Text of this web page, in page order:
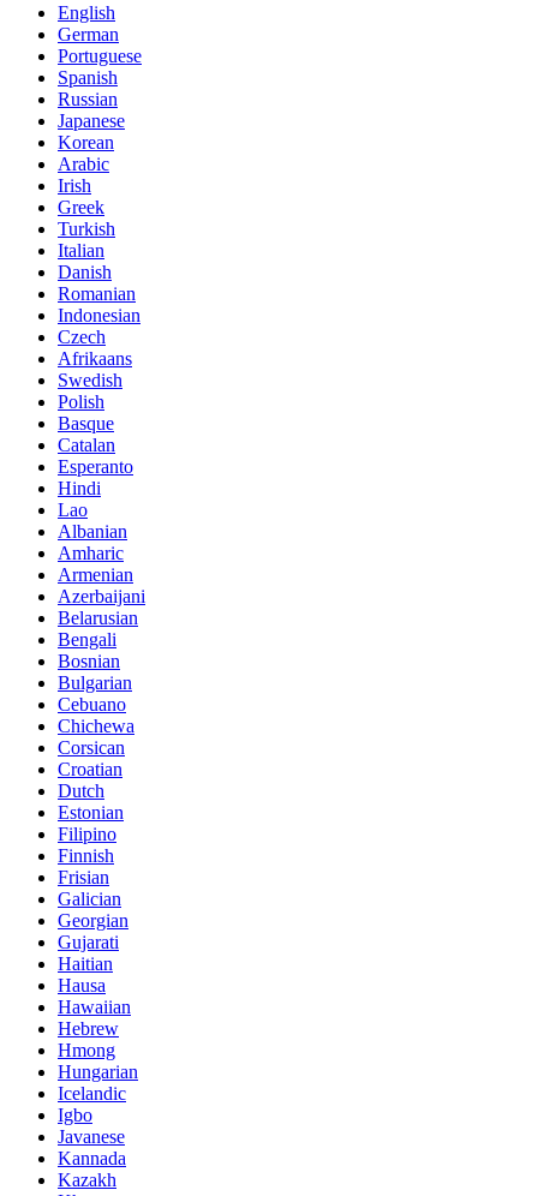
English
German
Portuguese
Spanish
Russian
Japanese
Korean
Arabic
Irish
Greek
Turkish
Italian
Danish
Romanian
Indonesian
Czech
Afrikaans
Swedish
Polish
Basque
Catalan
Esperanto
Hindi
Lao
Albanian
Amharic
Armenian
Azerbaijani
Belarusian
Bengali
Bosnian
Bulgarian
Cebuano
Chichewa
Corsican
Croatian
Dutch
Estonian
Filipino
Finnish
Frisian
Galician
Georgian
Gujarati
Haitian
Hausa
Hawaiian
Hebrew
Hmong
Hungarian
Icelandic
Igbo
Javanese
Kannada
Kazakh